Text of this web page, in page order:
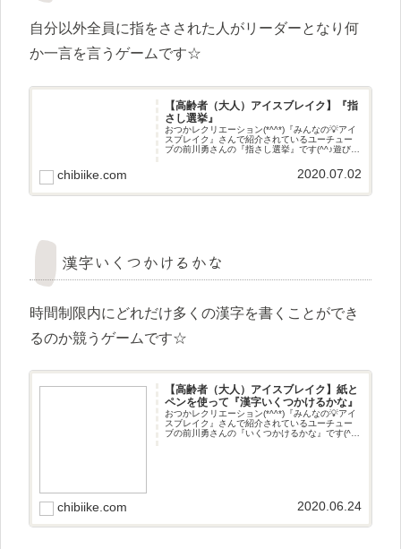
自分以外全員に指をさされた人がリーダーとなり何
か一言を言うゲームです☆
【高齢者（大人）アイスブレイク】『指
さし選挙』
おつかレクリエーション(*^^*)『みんなの💡アイ
スブレイク』さんで紹介されているユーチュー
ブの前川勇さんの『指さし選挙』です(^^♪遊び方
chibiike.com 2020.07.02
漢字いくつかけるかな
時間制限内にどれだけ多くの漢字を書くことができ
るのか競うゲームです☆
【高齢者（大人）アイスブレイク】紙と
ペンを使って『漢字いくつかけるかな』
おつかレクリエーション(*^^*)『みんなの💡アイ
スブレイク』さんで紹介されているユーチュー
ブの前川勇さんの『いくつかけるかな』です(^^♪
chibiike.com 2020.06.24